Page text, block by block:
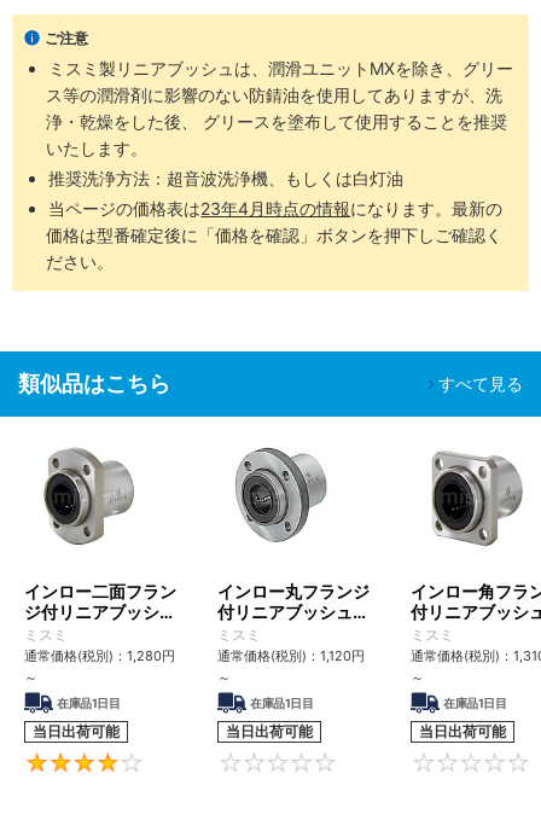
ご注意
ミスミ製リニアブッシュは、潤滑ユニットMXを除き、グリー
ス等の潤滑剤に影響のない防錆油を使用してありますが、洗
浄・乾燥をした後、 グリースを塗布して使用することを推奨
いたします。
推奨洗浄方法：超音波洗浄機、もしくは白灯油
当ページの価格表は23年4月時点の情報になります。最新の
価格は型番確定後に「価格を確認」ボタンを押下しご確認く
ださい。
類似品はこちら すべて見る
インロー二面フラン
ジ付リニアブッシ
ュ シングル
ミスミ
通常価格(税別)： 1,280円
～
在庫品1日目
当日出荷可能
4.2
インロー丸フランジ
付リニアブッシュ
シングル
ミスミ
通常価格(税別)： 1,120円
～
在庫品1日目
当日出荷可能
0
インロー角フラ
付リニアブッ
シングル
ミスミ
通常価格(税別)：
～
在庫品1日目
当日出荷可能